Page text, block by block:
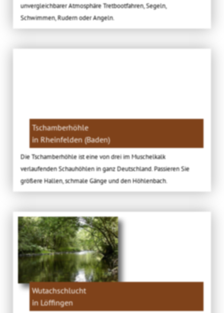
unvergleichbarer Atmosphäre Tretbootfahren, Segeln,
Schwimmen, Rudern oder Angeln.
Tschamberhöhle
in Rheinfelden (Baden)
Die Tschamberhöhle ist eine von drei im Muschelkalk
verlaufenden Schauhöhlen in ganz Deutschland. Passieren Sie
größere Hallen, schmale Gänge und den Höhlenbach.
Wutachschlucht
in Löffingen